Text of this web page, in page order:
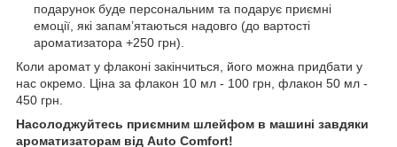
подарунок буде персональним та подарує приємні
емоції, які запамʼятаються надовго (до вартості
ароматизатора +250 грн).
Коли аромат у флаконі закінчиться, його можна придбати у
нас окремо. Ціна за флакон 10 мл - 100 грн, флакон 50 мл -
450 грн.
Насолоджуйтесь приємним шлейфом в машині завдяки
ароматизаторам від Auto Comfort!